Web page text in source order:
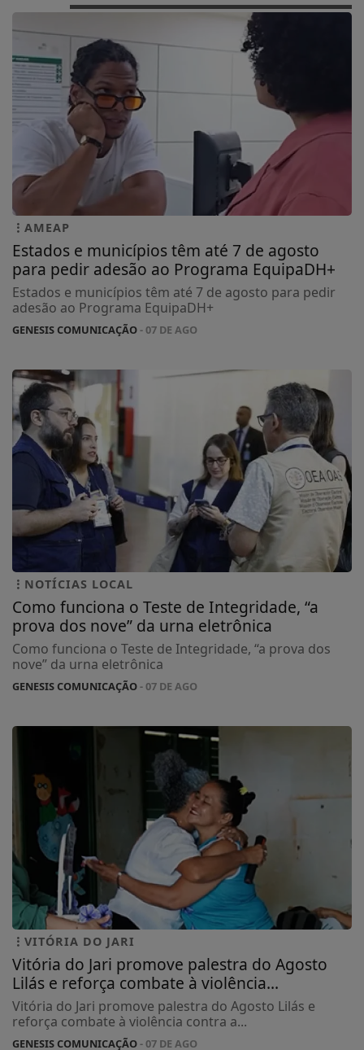
AMEAP
Estados e municípios têm até 7 de agosto
para pedir adesão ao Programa EquipaDH+
Estados e municípios têm até 7 de agosto para pedir
adesão ao Programa EquipaDH+
GENESIS COMUNICAÇÃO- 07 DE AGO
NOTÍCIAS LOCAL
Como funciona o Teste de Integridade, “a
prova dos nove” da urna eletrônica
Como funciona o Teste de Integridade, “a prova dos
nove” da urna eletrônica
GENESIS COMUNICAÇÃO- 07 DE AGO
VITÓRIA DO JARI
Vitória do Jari promove palestra do Agosto
Lilás e reforça combate à violência...
Vitória do Jari promove palestra do Agosto Lilás e
reforça combate à violência contra a...
GENESIS COMUNICAÇÃO- 07 DE AGO